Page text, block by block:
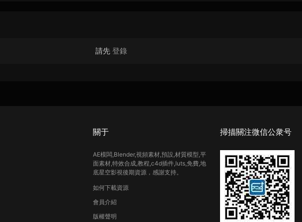
請先 登錄
關于
AE模闆,Blender,視頻素材,預設,材質模型,平
面素材,特效合成,教程,c4d插件,luts,免費,地
底星空影視後期資源，感謝支持。
如何下載資源
會員介紹
版權聲明
掃描關注微信公衆号